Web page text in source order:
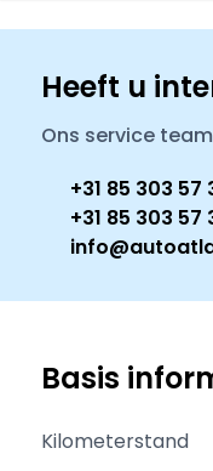
Heeft u
Ons service
+31 85 303 57
+31 85 303 57
Basis
Kilometerstand